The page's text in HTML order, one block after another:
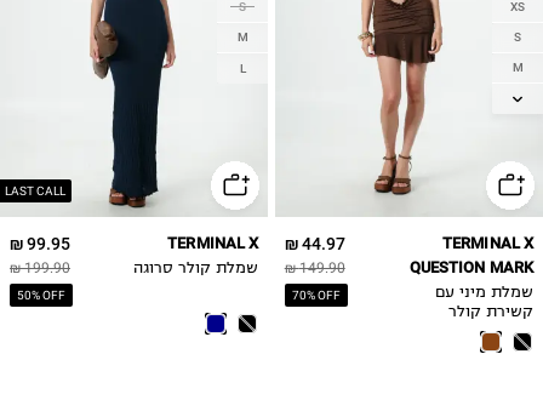
XS
S
M
L
44.97 ₪
149.90 ₪
70% OFF
TERMINAL X
QUESTION MARK
שמלת מיני עם
קשירת קולר
LAST CALL
S
M
L
99.95 ₪
199.90 ₪
50% OFF
TERMINAL X
שמלת קולר סרוגה